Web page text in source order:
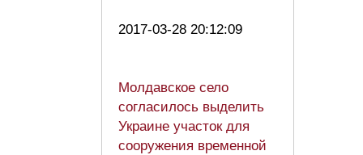
2017-03-28 20:12:09
Молдавское село
согласилось выделить
Украине участок для
сооружения временной